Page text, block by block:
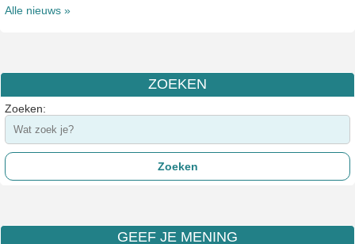
Alle nieuws »
ZOEKEN
Zoeken:
GEEF JE MENING